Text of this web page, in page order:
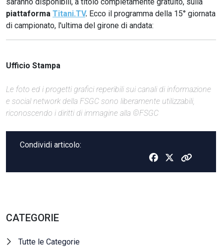
piattaforma Titani.TV. Ecco il programma della 15° giornata
di campionato, l'ultima del girone di andata:
Ufficio Stampa
Le foto ed i progetti grafici reperibili sui canali di informazione
e social network della FSGC sono liberamente utilizzabili,
riconoscendo i diritti di immagine alla ©FSGC
Condividi articolo:
CATEGORIE
Tutte le Categorie